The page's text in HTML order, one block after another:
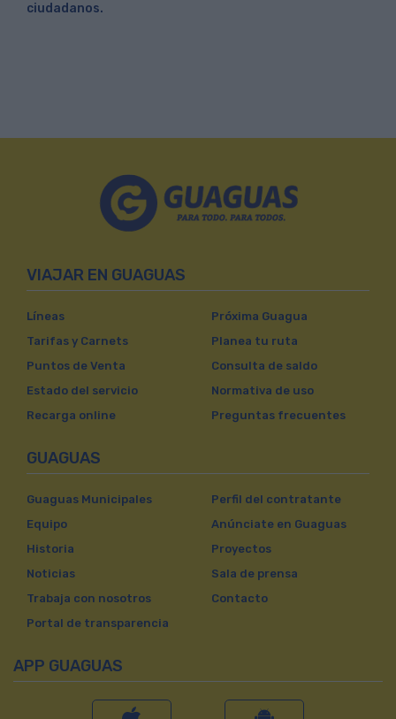
ciudadanos.
VIAJAR EN GUAGUAS
Líneas
Tarifas y Carnets
Puntos de Venta
Estado del servicio
Recarga online
Próxima Guagua
Planea tu ruta
Consulta de saldo
Normativa de uso
Preguntas frecuentes
GUAGUAS
Guaguas Municipales
Equipo
Historia
Noticias
Trabaja con nosotros
Portal de transparencia
Perfil del contratante
Anúnciate en Guaguas
Proyectos
Sala de prensa
Contacto
APP GUAGUAS